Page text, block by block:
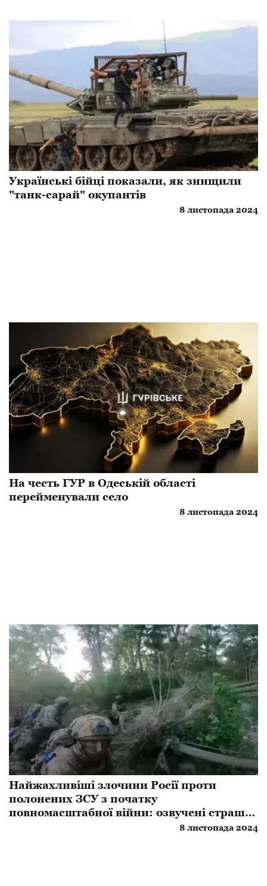
Українські бійці показали, як знищили
"танк-сарай" окупантів
8 листопада 2024
​На честь ГУР в Одеській області
перейменували село
8 листопада 2024
Найжахливіші злочини Росії проти
полонених ЗСУ з початку
повномасштабної війни: озвучені страшні
8 листопада 2024